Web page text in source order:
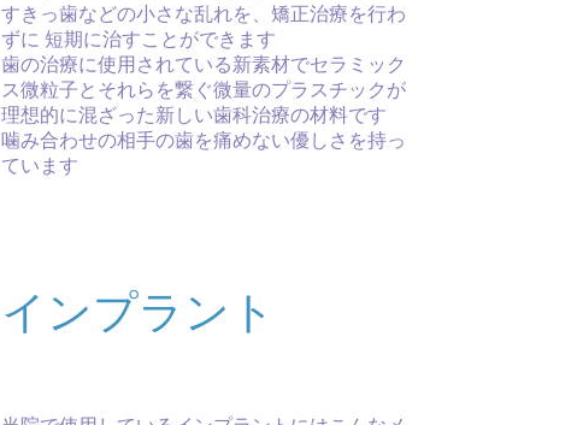
すきっ歯などの小さな乱れを、矯正治療を行わ
ずに 短期に治すことができます
歯の治療に使用されている新素材でセラミック
ス微粒子とそれらを繋ぐ微量のプラスチックが
理想的に混ざった新しい歯科治療の材料です
噛み合わせの相手の歯を痛めない優しさを持っ
ています
インプラント